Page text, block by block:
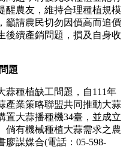
醒農友，維持合理種植規模
籲請農民切勿因價高而追價
後續產銷問題，損及自身收
題
蒜種植缺工問題，自111年
產業策略聯盟共同推動大蒜
置大蒜播種機34臺，並成立
倘有機械種植大蒜需求之農
廖謀媒合(電話：05-598-